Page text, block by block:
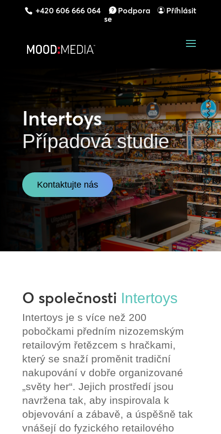
+420 606 666 064 Podpora
Příhlásit
se
Intertoys
Případová studie
Kontaktujte nás
O společnosti Intertoys
Intertoys je s více než 200
pobočkami předním nizozemským
retailovým řetězcem s hračkami,
který se snaží proměnit tradiční
nakupování v dobře organizované
„světy her“. Jejich prostředí jsou
navržena tak, aby inspirovala k
objevování a zábavě, a úspěšně tak
vnášejí do fyzického retailového